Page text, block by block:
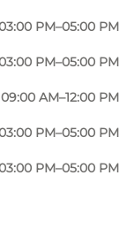
PM–05:00 PM
PM–05:00 PM
09:00 AM–12:00 PM
PM–05:00 PM
PM–05:00 PM
Wir
aus